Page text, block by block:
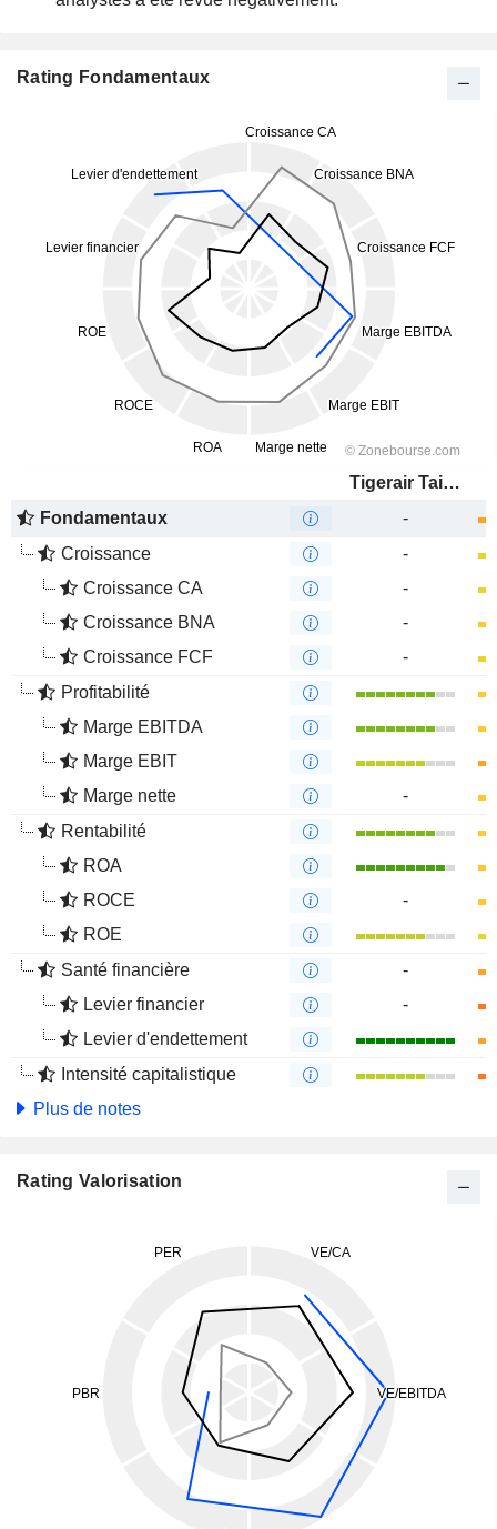
Rating Fondamentaux
Tigerair Taiwan Co., Ltd.
Fondamentaux
-
Croissance
-
Croissance CA
-
Croissance BNA
-
Croissance FCF
-
Profitabilité
Marge EBITDA
Marge EBIT
Marge nette
-
Rentabilité
ROA
ROCE
-
ROE
Santé financière
-
Levier financier
-
Levier d'endettement
Intensité capitalistique
Plus de notes
Rating Valorisation